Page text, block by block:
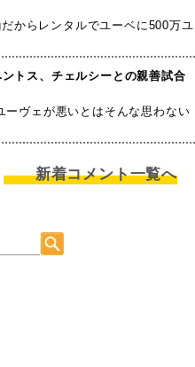
からレンタルでユーベに500万ユ
トス、チェルシーとの親善試合
ヴェが悪いとはそんな思わない
新着コメント一覧へ